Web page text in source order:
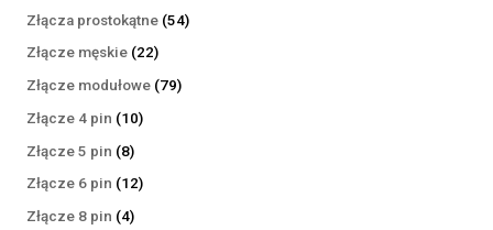
produktów
Złącza prostokątne 5454
Złącze męskie 2222
produkty
Złącze modułowe 7979
Złącze 4 pin 1010
Złącze 5 pin 88
produktów
Złącze 6 pin 1212
Złącze 8 pin 44